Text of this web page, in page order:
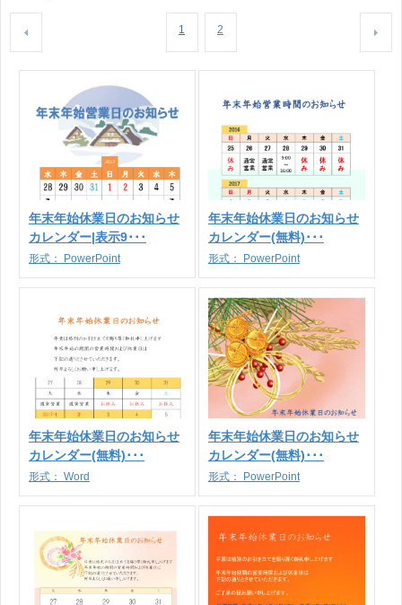
1 2
年末年始休業日のお知らせ
カレンダー|表示9･･･
形式： PowerPoint
年末年始休業日のお知らせ
カレンダー(無料)･･･
形式： PowerPoint
年末年始休業日のお知らせ
カレンダー(無料)･･･
形式： Word
年末年始休業日のお知らせ
カレンダー(無料)･･･
形式： PowerPoint